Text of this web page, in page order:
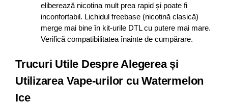
eliberează nicotina mult prea rapid și poate fi
inconfortabil. Lichidul freebase (nicotină clasică)
merge mai bine în kit-urile DTL cu putere mai mare.
Verifică compatibilitatea înainte de cumpărare.
Trucuri Utile Despre Alegerea și
Utilizarea Vape-urilor cu Watermelon
Ice